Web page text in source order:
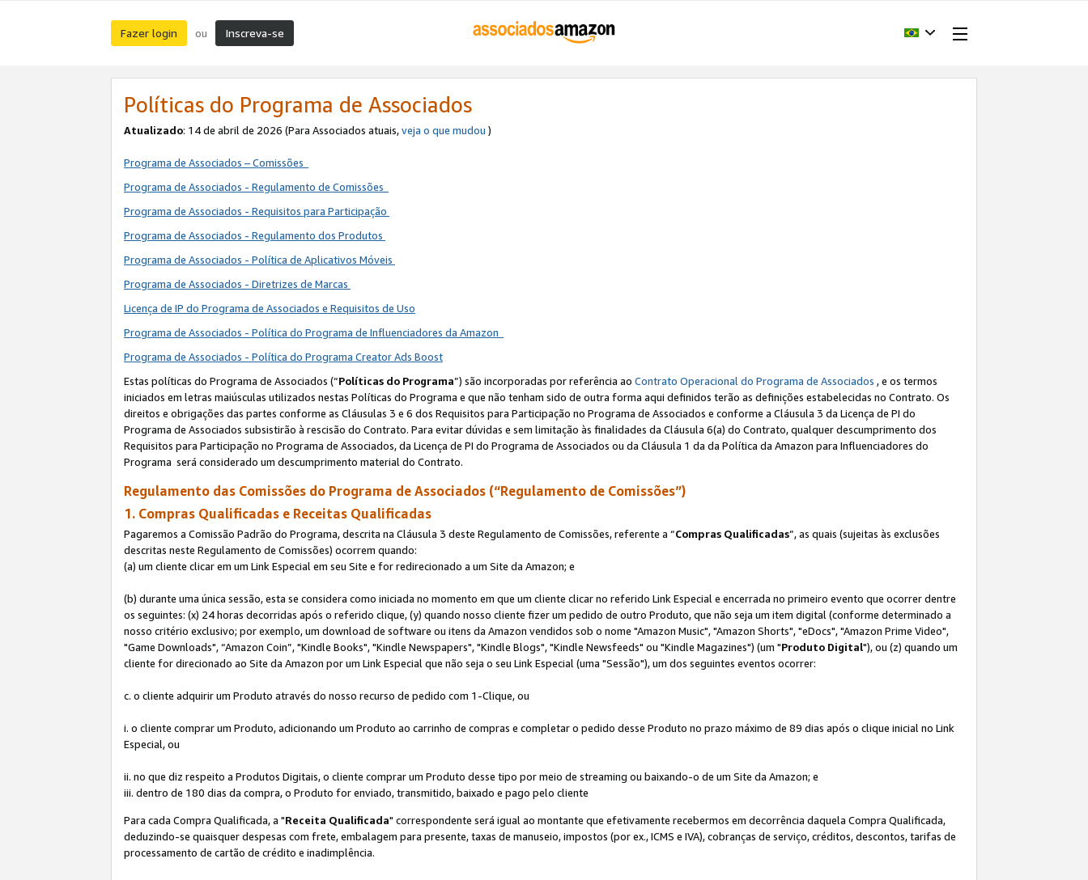
Fazer login ou Inscreva-se
Políticas do Programa de Associados
Atualizado: 14 de abril de 2026 (Para Associados atuais,veja o que mudou )
Programa de Associados – Comissões
Programa de Associados - Regulamento de Comissões
Programa de Associados - Requisitos para Participação
Programa de Associados - Regulamento dos Produtos
Programa de Associados - Política de Aplicativos Móveis
Programa de Associados - Diretrizes de Marcas
Licença de IP do Programa de Associados e Requisitos de Uso
Programa de Associados - Política do Programa de Influenciadores da Amazon
Programa de Associados - Política do Programa Creator Ads Boost
Estas políticas do Programa de Associados (“Políticas do Programa”) são incorporadas por referência ao Contrato Operacional do Programa de Associados , e os termos
iniciados em letras maiúsculas utilizados nestas Políticas do Programa e que não tenham sido de outra forma aqui definidos terão as definições estabelecidas no Contrato. Os
direitos e obrigações das partes conforme as Cláusulas 3 e 6 dos Requisitos para Participação no Programa de Associados e conforme a Cláusula 3 da Licença de PI do
Programa de Associados subsistirão à rescisão do Contrato. Para evitar dúvidas e sem limitação às finalidades da Cláusula 6(a) do Contrato, qualquer descumprimento dos
Requisitos para Participação no Programa de Associados, da Licença de PI do Programa de Associados ou da Cláusula 1 da da Política da Amazon para Influenciadores do
Programa será considerado um descumprimento material do Contrato.
Regulamento das Comissões do Programa de Associados (“Regulamento de Comissões”)
1. Compras Qualificadas e Receitas Qualificadas
Pagaremos a Comissão Padrão do Programa, descrita na Cláusula 3 deste Regulamento de Comissões, referente a “Compras Qualificadas”, as quais (sujeitas às exclusões
descritas neste Regulamento de Comissões) ocorrem quando:
(a) um cliente clicar em um Link Especial em seu Site e for redirecionado a um Site da Amazon; e
(b) durante uma única sessão, esta se considera como iniciada no momento em que um cliente clicar no referido Link Especial e encerrada no primeiro evento que ocorrer dentre
os seguintes: (x) 24 horas decorridas após o referido clique, (y) quando nosso cliente fizer um pedido de outro Produto, que não seja um item digital (conforme determinado a
nosso critério exclusivo; por exemplo, um download de software ou itens da Amazon vendidos sob o nome "Amazon Music", "Amazon Shorts", "eDocs", "Amazon Prime Video",
"Game Downloads", “Amazon Coin”, "Kindle Books", "Kindle Newspapers", "Kindle Blogs", "Kindle Newsfeeds" ou "Kindle Magazines") (um "Produto Digital"), ou (z) quando um
cliente for direcionado ao Site da Amazon por um Link Especial que não seja o seu Link Especial (uma "Sessão"), um dos seguintes eventos ocorrer:
c. o cliente adquirir um Produto através do nosso recurso de pedido com 1-Clique, ou
i. o cliente comprar um Produto, adicionando um Produto ao carrinho de compras e completar o pedido desse Produto no prazo máximo de 89 dias após o clique inicial no Link
Especial, ou
ii. no que diz respeito a Produtos Digitais, o cliente comprar um Produto desse tipo por meio de streaming ou baixando-o de um Site da Amazon; e
iii. dentro de 180 dias da compra, o Produto for enviado, transmitido, baixado e pago pelo cliente
Para cada Compra Qualificada, a "Receita Qualificada" correspondente será igual ao montante que efetivamente recebermos em decorrência daquela Compra Qualificada,
deduzindo-se quaisquer despesas com frete, embalagem para presente, taxas de manuseio, impostos (por ex., ICMS e IVA), cobranças de serviço, créditos, descontos, tarifas de
processamento de cartão de crédito e inadimplência.